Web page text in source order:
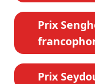
Prix
Prix